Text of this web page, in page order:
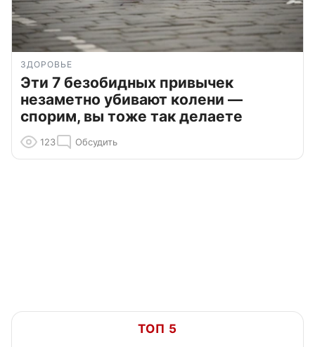
ЗДОРОВЬЕ
Эти 7 безобидных привычек
незаметно убивают колени —
спорим, вы тоже так делаете
123 Обсудить
ТОП 5